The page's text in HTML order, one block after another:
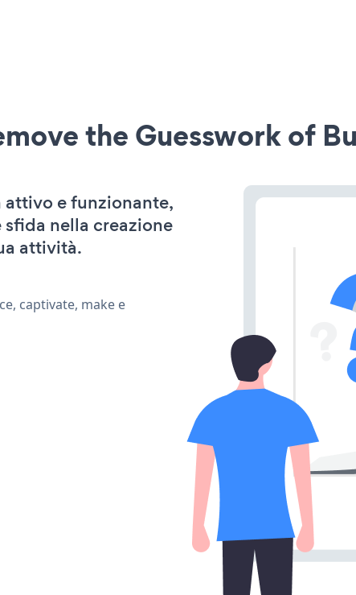
the Guesswork of
attivo e funzionante,
nella creazione
attività.
captivate, make e